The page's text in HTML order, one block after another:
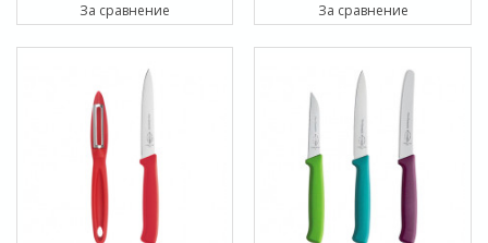
За сравнение За сравнение